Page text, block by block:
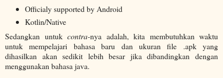
Officialy supported by Android
Kotlin/Native
Sedangkan untuk contra-nya adalah, kita membutuhkan waktu
untuk mempelajari bahasa baru dan ukuran file .apk yang
dihasilkan akan sedikit lebih besar jika dibandingkan dengan
menggunakan bahasa java.